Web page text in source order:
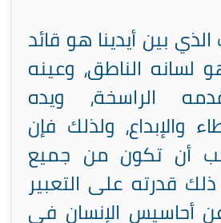
بين أيدينا هو قائد
لسانه الناطق، وعينه
الراسخة، ويده
والإبداع، ولذلك فإن
أن تكون من جميع
قدرته على التعبير
أحاسيس الإنسان في